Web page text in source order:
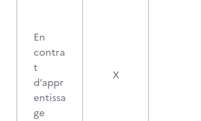
En
contra
t
d’appr
entissa
ge
X